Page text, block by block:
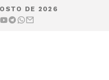
DE 2026